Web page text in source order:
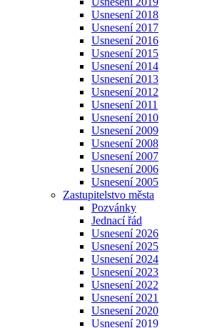
Usnesení 2018
Usnesení 2017
Usnesení 2016
Usnesení 2015
Usnesení 2014
Usnesení 2013
Usnesení 2012
Usnesení 2011
Usnesení 2010
Usnesení 2009
Usnesení 2008
Usnesení 2007
Usnesení 2006
Usnesení 2005
Zastupitelstvo města
Pozvánky
Jednací řád
Usnesení 2026
Usnesení 2025
Usnesení 2024
Usnesení 2023
Usnesení 2022
Usnesení 2021
Usnesení 2020
Usnesení 2019